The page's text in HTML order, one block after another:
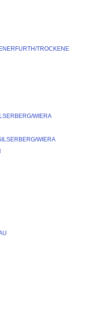
TROCKENE
WIERA
WIERA